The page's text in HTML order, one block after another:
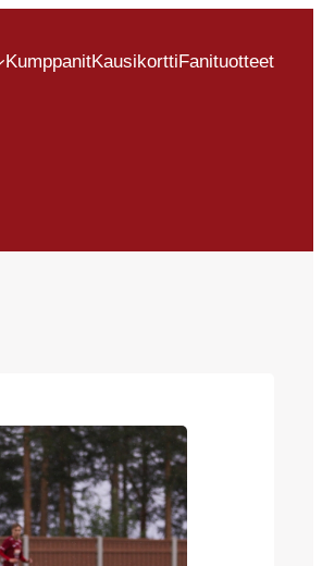
KumppanitKausikorttiFanituotteet